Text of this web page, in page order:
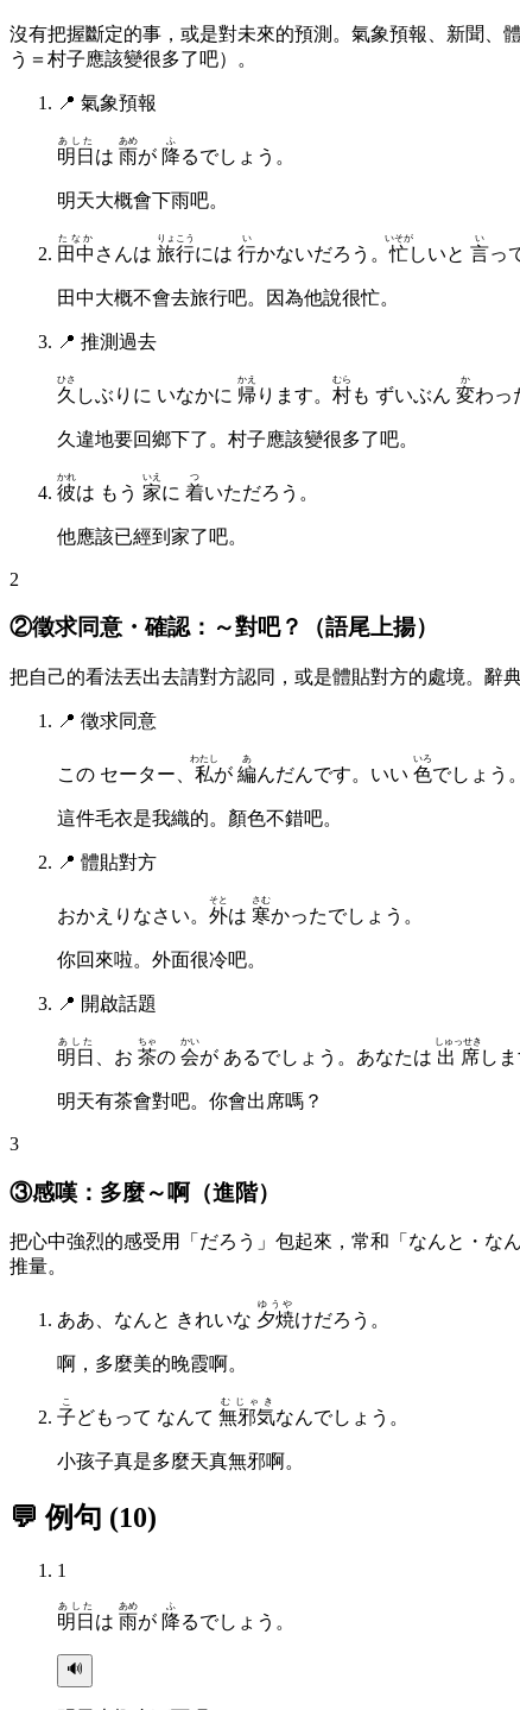
沒有把握斷定的事，或是對未來的預測。氣象預報、新聞、
う＝村子應該變很多了吧）。
📍 氣象預報
明日
あした
は 雨
あめ
が 降
ふ
るでしょう。
明天大概會下雨吧。
田中
たなか
さんは 旅行
りょこう
には 行
い
かないだろう。忙
いそが
しいと 言
い
っ
田中大概不會去旅行吧。因為他說很忙。
📍 推測過去
久
ひさ
しぶりに いなかに 帰
かえ
ります。 村
むら
も ずいぶん 変
か
わっ
久違地要回鄉下了。村子應該變很多了吧。
彼
かれ
は もう 家
いえ
に 着
つ
いただろう。
他應該已經到家了吧。
2
②徵求同意・確認：～對吧？（語尾上揚）
把自己的看法丟出去請對方認同，或是體貼對方的處境。辭
📍 徵求同意
この セーター、 私
わたし
が 編
あ
んだんです。いい 色
いろ
でしょう。
這件毛衣是我織的。顏色不錯吧。
📍 體貼對方
おかえりなさい。 外
そと
は 寒
さむ
かったでしょう。
你回來啦。外面很冷吧。
📍 開啟話題
明日
あした
、お 茶
ちゃ
の 会
かい
が あるでしょう。あなたは 出席
しゅっせき
しま
明天有茶會對吧。你會出席嗎？
3
③感嘆：多麼～啊（進階）
把心中強烈的感受用「だろう」包起來，常和「なんと・な
推量。
ああ、なんと きれいな 夕焼
ゆうや
けだろう。
啊，多麼美的晚霞啊。
子
こ
どもって なんて 無邪気
むじゃき
なんでしょう。
小孩子真是多麼天真無邪啊。
💬 例句 (10)
1
明日
あした
は 雨
あめ
が 降
ふ
るでしょう。
🔊